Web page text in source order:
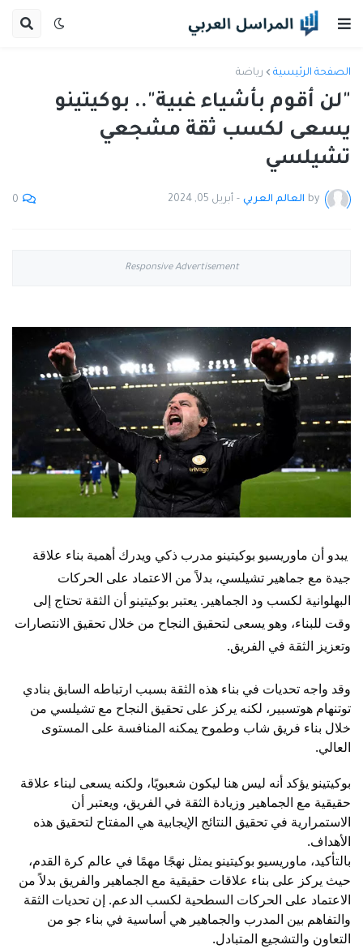
الصفحة الرئيسية رياضة
"لن أقوم بأشياء غبية".. بوكيتينو
يسعى لكسب ثقة مشجعي
تشيلسي
by العالم العربي - أبريل 05, 2024 0
Responsive Advertisement
يبدو أن ماوريسيو بوكيتينو مدرب ذكي ويدرك أهمية بناء علاقة
جيدة مع جماهير تشيلسي، بدلاً من الاعتماد على الحركات
البهلوانية لكسب ود الجماهير. يعتبر بوكيتينو أن الثقة تحتاج إلى
وقت للبناء، وهو يسعى لتحقيق النجاح من خلال تحقيق الانتصارات
وتعزيز الثقة في الفريق.
وقد واجه تحديات في بناء هذه الثقة بسبب ارتباطه السابق بنادي
توتنهام هوتسبير، لكنه يركز على تحقيق النجاح مع تشيلسي من
خلال بناء فريق شاب وطموح يمكنه المنافسة على المستوى
العالي.
بوكيتينو يؤكد أنه ليس هنا ليكون شعبويًا، ولكنه يسعى لبناء علاقة
حقيقية مع الجماهير وزيادة الثقة في الفريق، ويعتبر أن
الاستمرارية في تحقيق النتائج الإيجابية هي المفتاح لتحقيق هذه
الأهداف.
بالتأكيد، ماوريسيو بوكيتينو يمثل نهجًا مهمًا في عالم كرة القدم،
حيث يركز على بناء علاقات حقيقية مع الجماهير والفريق بدلاً من
الاعتماد على الحركات السطحية لكسب الدعم. إن تحديات الثقة
والتفاهم بين المدرب والجماهير هي أساسية في بناء جو من
التعاون والتشجيع المتبادل.